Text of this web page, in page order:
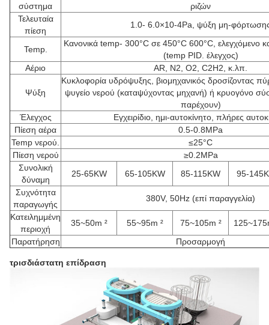
σύστημα
ριζών
Τελευταία
πίεση
1.0- 6.0×10-4Pa, ψύξη μη-
Temp.
Κανονικά temp- 300°C σε 450°C 600°C, ελεγχόμενο
(temp PID. έλεγχος)
Αέριο
AR, Ν2, Ο2, C2H2, κ.λπ.
Ψύξη
Κυκλοφορία υδρόψυξης, βιομηχανικός δροσίζοντας
ψυγείο νερού (καταψύχοντας μηχανή) ή κρυογόνο
παρέχουν)
Έλεγχος
Εγχειρίδιο, ημι-αυτοκίνητο, πλήρες
Πίεση αέρα
0.5-0.8MPa
Temp νερού.
≤25°C
Πίεση νερού
≥0.2MPa
Συνολική
δύναμη
25-65KW 65-105KW 85-115KW
95-
Συχνότητα
παραγωγής
380V, 50Hz (επί παραγγελία)
Κατειλημμένη
περιοχή
35~50m ² 55~95m ² 75~105m ²
Παρατήρηση
Προσαρμογή
τρισδιάστατη επίδραση